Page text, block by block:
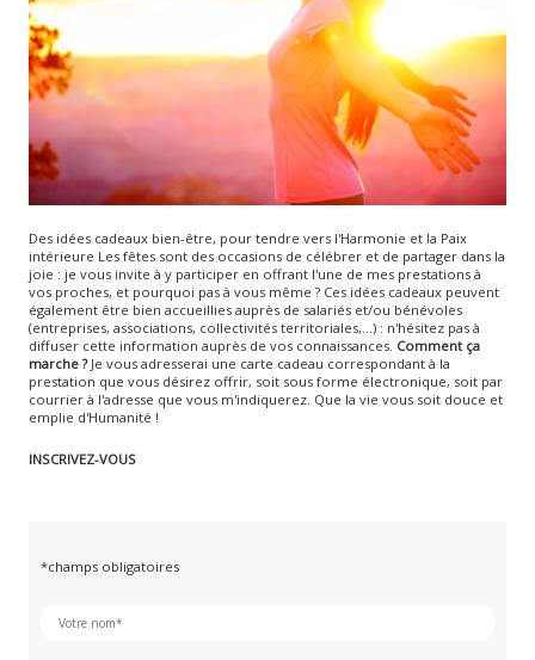
Des idées cadeaux bien-être, pour tendre vers l'Harmonie et la Paix
intérieure Les fêtes sont des occasions de célébrer et de partager dans la
joie : je vous invite à y participer en offrant l'une de mes prestations à
vos proches, et pourquoi pas à vous même ? Ces idées cadeaux peuvent
également être bien accueillies auprès de salariés et/ou bénévoles
(entreprises, associations, collectivités territoriales,...) : n'hésitez pas à
diffuser cette information auprès de vos connaissances. Comment ça
marche ?Je vous adresserai une carte cadeau correspondant à la
prestation que vous désirez offrir, soit sous forme électronique, soit par
courrier à l'adresse que vous m'indiquerez. Que la vie vous soit douce et
emplie d'Humanité !
INSCRIVEZ-VOUS
*champs obligatoires